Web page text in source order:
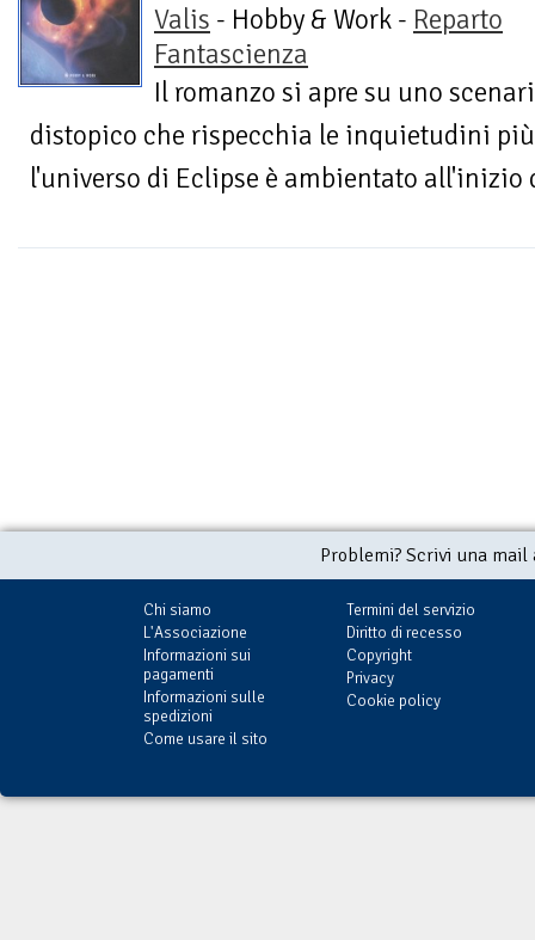
Valis - Hobby & Work - Reparto
Fantascienza
Il romanzo si apre su uno
distopico che rispecchia le inquietudini
l'universo di Eclipse è ambientato all'inizio
Problemi? Scrivi una
Chi siamo
L'Associazione
Informazioni sui
pagamenti
Informazioni sulle
spedizioni
Come usare il sito
Termini del servizio
Diritto di recesso
Copyright
Privacy
Cookie policy